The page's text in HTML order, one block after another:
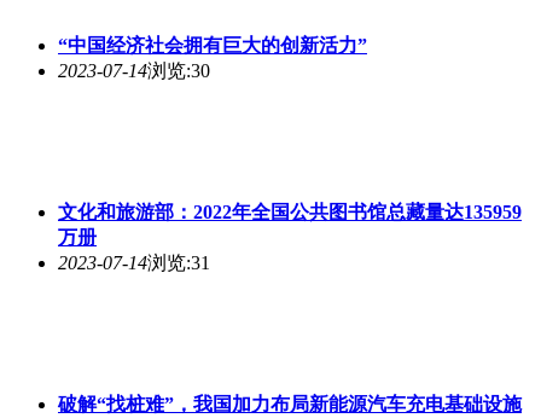
“中国经济社会拥有巨大的创新活力”
2023-07-14浏览:30
文化和旅游部：2022年全国公共图书馆总藏量达135959
万册
2023-07-14浏览:31
破解“找桩难”，我国加力布局新能源汽车充电基础设施